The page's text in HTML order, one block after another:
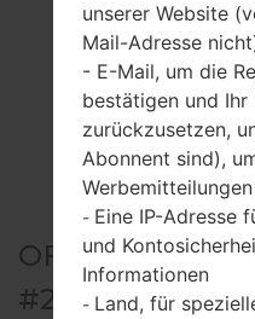
OFFIZIELLER
#291876 FÜR
unserer Website
Mail-Adresse
- E-Mail, um die
bestätigen und Ihr
zurückzusetzen,
Abonnent sind),
- Eine IP-Adresse
und
Informationen
- Land, für